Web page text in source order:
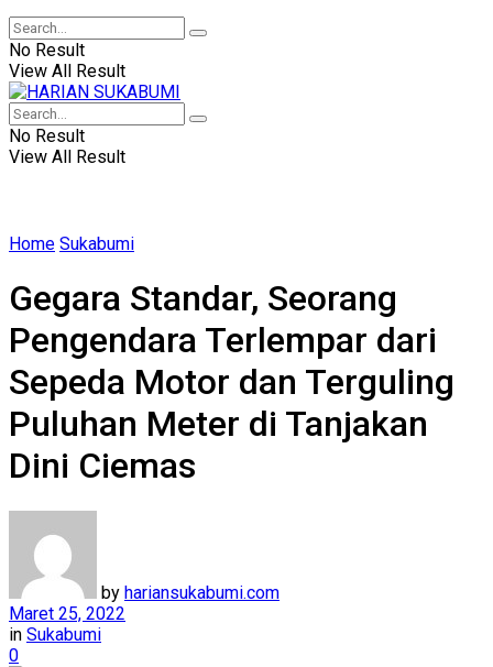
No Result
View All Result
No Result
View All Result
Home Sukabumi
Gegara Standar, Seorang
Pengendara Terlempar dari
Sepeda Motor dan Terguling
Puluhan Meter di Tanjakan
Dini Ciemas
by hariansukabumi.com
Maret 25, 2022
in Sukabumi
0